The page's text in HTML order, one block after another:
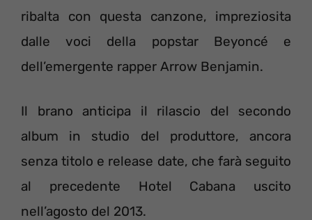
ribalta con questa canzone, impreziosita
dalle voci della popstar Beyoncé e
dell’emergente rapper Arrow Benjamin.
Il brano anticipa il rilascio del secondo
album in studio del produttore, ancora
senza titolo e release date, che farà seguito
al precedente Hotel Cabana uscito
nell’agosto del 2013.